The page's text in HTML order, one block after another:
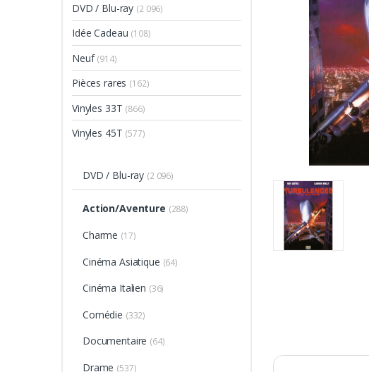
DVD / Blu-ray (2 096)
Idée Cadeau (108)
Neuf (914)
Pièces rares (162)
Vinyles 33T (866)
Vinyles 45T (577)
DVD / Blu-ray (2 096)
Action/Aventure (288)
Charme (17)
Cinéma Asiatique (64)
Cinéma Italien (36)
Comédie (332)
Documentaire (64)
Drame (537)